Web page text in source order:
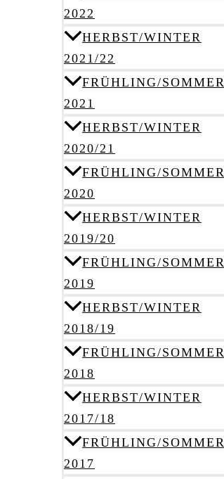
2022
HERBST/WINTER
2021/22
FRÜHLING/SOMMER
2021
HERBST/WINTER
2020/21
FRÜHLING/SOMMER
2020
HERBST/WINTER
2019/20
FRÜHLING/SOMMER
2019
HERBST/WINTER
2018/19
FRÜHLING/SOMMER
2018
HERBST/WINTER
2017/18
FRÜHLING/SOMMER
2017